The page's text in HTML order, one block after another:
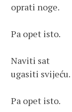
oprati noge.
Pa opet isto.
Naviti sat
ugasiti svijeću.
Pa opet isto.